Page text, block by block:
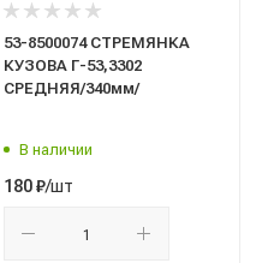
53-8500074 СТРЕМЯНКА
КУЗОВА Г-53,3302
СРЕДНЯЯ/340мм/
В наличии
180₽/шт